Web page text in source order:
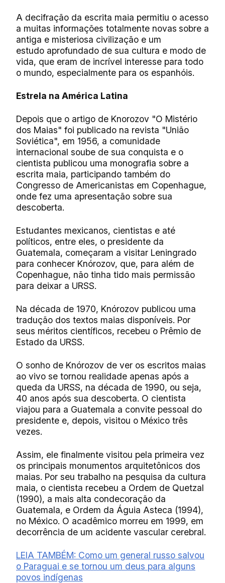
A decifração da escrita maia permitiu o acesso
a muitas informações totalmente novas sobre a
antiga e misteriosa civilização e um
estudo aprofundado de sua cultura e modo de
vida, que eram de incrível interesse para todo
o mundo, especialmente para os espanhóis.
Estrela na América Latina
Depois que o artigo de Knorozov "O Mistério
dos Maias" foi publicado na revista "União
Soviética", em 1956, a comunidade
internacional soube de sua conquista e o
cientista publicou uma monografia sobre a
escrita maia, participando também do
Congresso de Americanistas em Copenhague,
onde fez uma apresentação sobre sua
descoberta.
Estudantes mexicanos, cientistas e até
políticos, entre eles, o presidente da
Guatemala, começaram a visitar Leningrado
para conhecer Knórozov, que, para além de
Copenhague, não tinha tido mais permissão
para deixar a URSS.
Na década de 1970, Knórozov publicou uma
tradução dos textos maias disponíveis. Por
seus méritos científicos, recebeu o Prêmio de
Estado da URSS.
O sonho de Knórozov de ver os escritos maias
ao vivo se tornou realidade apenas após a
queda da URSS, na década de 1990, ou seja,
40 anos após sua descoberta. O cientista
viajou para a Guatemala a convite pessoal do
presidente e, depois, visitou o México três
vezes.
Assim, ele finalmente visitou pela primeira vez
os principais monumentos arquitetônicos dos
maias. Por seu trabalho na pesquisa da cultura
maia, o cientista recebeu a Ordem de Quetzal
(1990), a mais alta condecoração da
Guatemala, e Ordem da Águia Asteca (1994),
no México. O acadêmico morreu em 1999, em
decorrência de um acidente vascular cerebral.
LEIA TAMBÉM: Como um general russo salvou
o Paraguai e se tornou um deus para alguns
povos indígenas